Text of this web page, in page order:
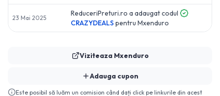
Viziteaza Mxenduro
Adauga cupon
Este posibil să luăm un comision când dați click pe linkurile din acest
23 Mai 2025
ReduceriPreturi.ro a adaugat codul
CRAZYDEALS pentru Mxenduro